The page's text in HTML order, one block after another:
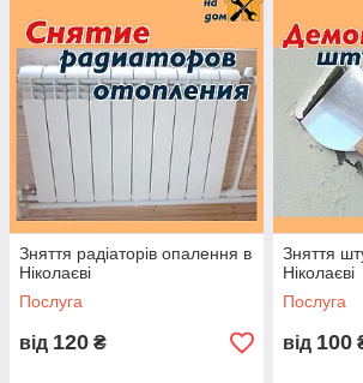
візерунком - з цього майстер робив добірку
поклейки шпалер майстер поклеїв багети
плінтуса.
Квадратура кімнати 50 м2. Поклейка
за 2 дні.
Зняття радіаторів опалення в
Ніколаєві
Послуга
від 120 ₴
Зняття
Ніколаєві
Послуга
від 100